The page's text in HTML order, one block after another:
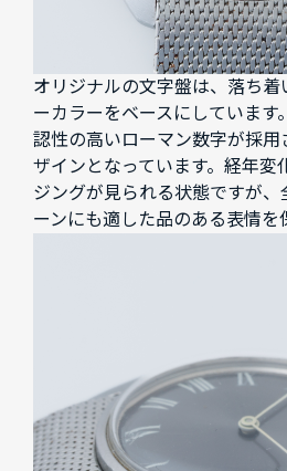
オリジナルの文字盤は、落ち
ーカラーをベースにしています
認性の高いローマン数字が採
ザインとなっています。経年変
ジングが見られる状態ですが
ーンにも適した品のある表情を